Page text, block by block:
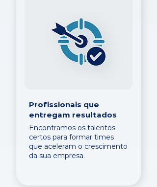
Profissionais que
entregam resultados
Encontramos os talentos
certos para formar times
que aceleram o crescimento
da sua empresa.